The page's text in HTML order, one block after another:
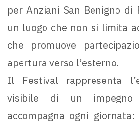
per Anziani San Benigno di
un luogo che non si limita
che promuove
apertura verso l’esterno.
Il Festival rappresenta
visibile di un impegno
accompagna ogni